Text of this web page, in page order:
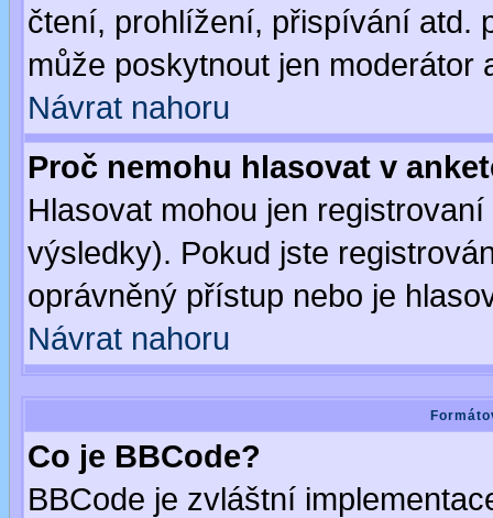
čtení, prohlížení, přispívání atd.
může poskytnout jen moderátor
Návrat nahoru
Proč nemohu hlasovat v
Hlasovat mohou jen
výsledky). Pokud jste
oprávněný přístup nebo je
Návrat nahoru
Co je BBCode?
BBCode je zvláštní